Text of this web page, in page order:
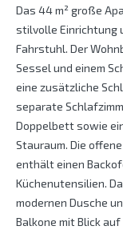
Das 44 m² große
stilvolle Einrichtung
Fahrstuhl. Der
Sessel und einem
eine zusätzliche
separate
Doppelbett sowie
Stauraum. Die
enthält einen
Küchenutensilien.
modernen Dusche
Balkone mit Blick